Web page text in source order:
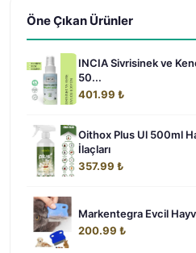
Öne Çıkan Ürünler
INCIA Sivrisinek ve
50...
401.99 ₺
Oithox Plus Ul 500ml
İlaçları
357.99 ₺
Markentegra Evcil
200.99 ₺